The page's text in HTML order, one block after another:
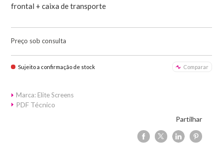
frontal + caixa de transporte
Preço sob consulta
Sujeito a confirmação de stock Comparar
Marca: Elite Screens
PDF Técnico
Partilhar